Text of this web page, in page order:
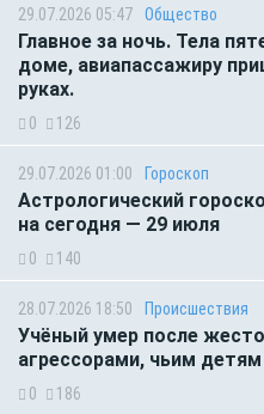
29.07.2026 05:47 Общество
Главное за ночь. Тела
доме, авиапассажиру
руках.
0 126
29.07.2026 01:00 Гороскоп
Астрологический
на сегодня — 29 июля
0 140
28.07.2026 18:50 Происшествия
Учёный умер после
агрессорами, чьим
0 186